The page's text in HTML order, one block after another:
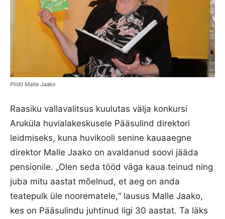
Pildil Malle Jaako
Raasiku vallavalitsus kuulutas välja konkursi
Aruküla huvialakeskusele Pääsulind direktori
leidmiseks, kuna huvikooli senine kauaaegne
direktor Malle Jaako on avaldanud soovi jääda
pensionile. „Olen seda tööd väga kaua teinud ning
juba mitu aastat mõelnud, et aeg on anda
teatepulk üle noorematele,“ lausus Malle Jaako,
kes on Pääsulindu juhtinud ligi 30 aastat. Ta läks